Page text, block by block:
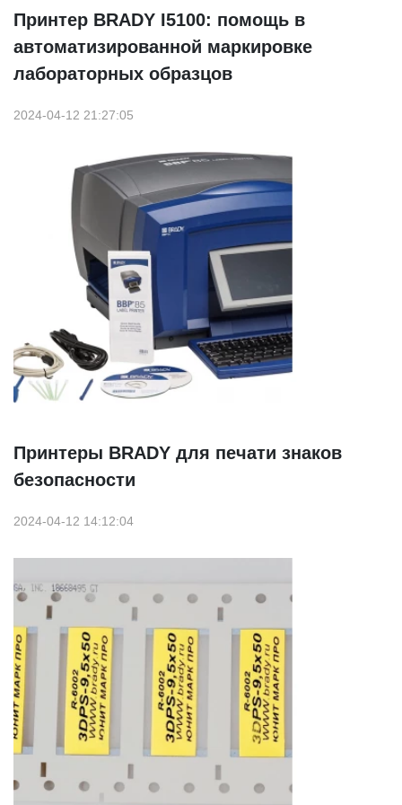
Принтер BRADY I5100: помощь в
автоматизированной маркировке
лабораторных образцов
2024-04-12 21:27:05
Принтеры BRADY для печати знаков
безопасности
2024-04-12 14:12:04